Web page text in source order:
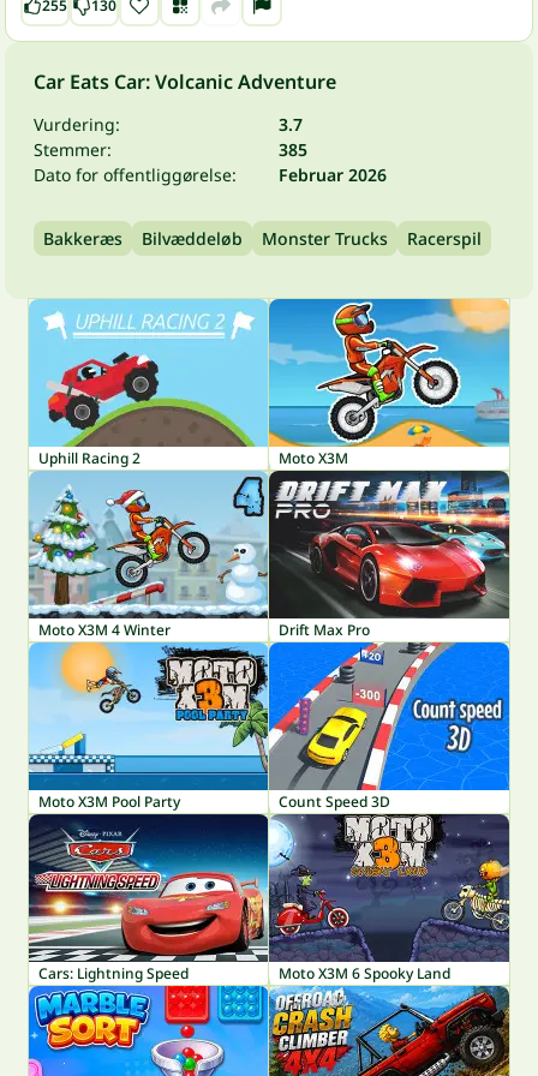
255 130
Car Eats Car: Volcanic Adventure
Vurdering:
3.7
Stemmer:
385
Dato for offentliggørelse:
Februar 2026
Bakkeræs Bilvæddeløb Monster Trucks Racerspil
Uphill Racing 2 Moto X3M
Moto X3M 4 Winter Drift Max Pro
Moto X3M Pool Party Count Speed 3D
Cars: Lightning Speed Moto X3M 6 Spooky Land